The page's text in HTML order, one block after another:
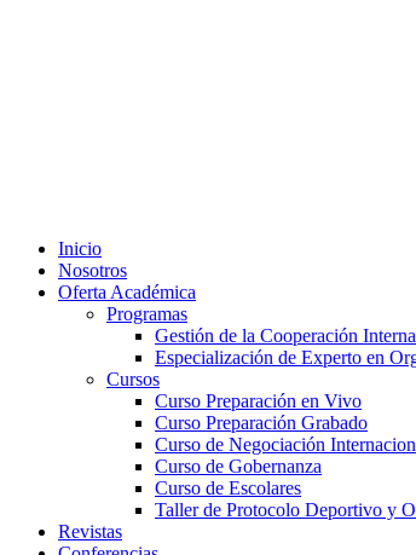
Inicio
Nosotros
Oferta Académica
Programas
Gestión de la Cooperación
Especialización de Experto en
Cursos
Curso Preparación en Vivo
Curso Preparación Grabado
Curso de Negociación
Curso de Gobernanza
Curso de Escolares
Taller de Protocolo Deportivo y
Revistas